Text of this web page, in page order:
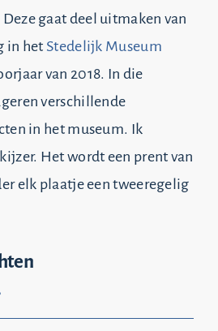
gaat deel uitmaken van
in het Stedelijk Museum
van 2018. In die
verschillende
in het museum. Ik
Het wordt een prent van
elk plaatje een tweeregelig